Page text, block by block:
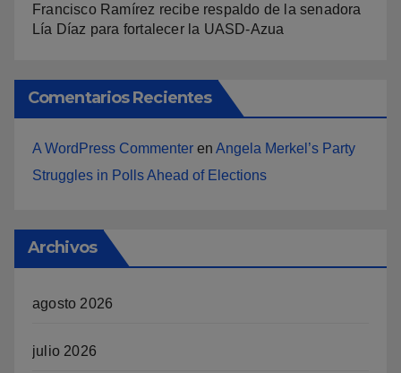
Francisco Ramírez recibe respaldo de la senadora
Lía Díaz para fortalecer la UASD-Azua
Comentarios Recientes
A WordPress Commenter en Angela Merkel’s Party
Struggles in Polls Ahead of Elections
Archivos
agosto 2026
julio 2026